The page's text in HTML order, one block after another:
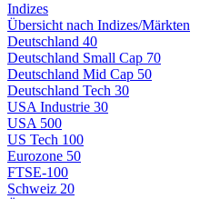
Indizes
Übersicht nach Indizes/Märkten
Deutschland 40
Deutschland Small Cap 70
Deutschland Mid Cap 50
Deutschland Tech 30
USA Industrie 30
USA 500
US Tech 100
Eurozone 50
FTSE-100
Schweiz 20